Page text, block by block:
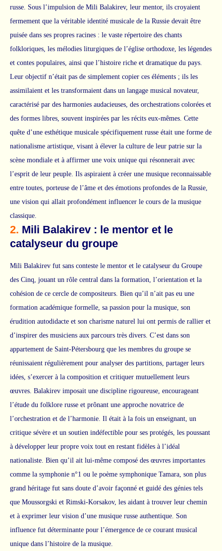
russe. Sous l’impulsion de Mili Balakirev, leur mentor, ils croyaient
fermement que la véritable identité musicale de la Russie devait être
puisée dans ses propres racines : le vaste répertoire des chants
folkloriques, les mélodies liturgiques de l’église orthodoxe, les légendes
et contes populaires, ainsi que l’histoire riche et dramatique du pays.
Leur objectif n’était pas de simplement copier ces éléments ; ils les
assimilaient et les transformaient dans un langage musical novateur,
caractérisé par des harmonies audacieuses, des orchestrations colorées et
des formes libres, souvent inspirées par les récits eux-mêmes. Cette
quête d’une esthétique musicale spécifiquement russe était une forme de
nationalisme artistique, visant à élever la culture de leur patrie sur la
scène mondiale et à affirmer une voix unique qui résonnerait avec
l’esprit de leur peuple. Ils aspiraient à créer une musique reconnaissable
entre toutes, porteuse de l’âme et des émotions profondes de la Russie,
une vision qui allait profondément influencer le cours de la musique
classique.
2. Mili Balakirev : le mentor et le
catalyseur du groupe
Mili Balakirev fut sans conteste le mentor et le catalyseur du Groupe
des Cinq, jouant un rôle central dans la formation, l’orientation et la
cohésion de ce cercle de compositeurs. Bien qu’il n’ait pas eu une
formation académique formelle, sa passion pour la musique, son
érudition autodidacte et son charisme naturel lui ont permis de rallier et
d’inspirer des musiciens aux parcours très divers. C’est dans son
appartement de Saint-Pétersbourg que les membres du groupe se
réunissaient régulièrement pour analyser des partitions, partager leurs
idées, s’exercer à la composition et critiquer mutuellement leurs
œuvres. Balakirev imposait une discipline rigoureuse, encourageant
l’étude du folklore russe et prônant une approche novatrice de
l’orchestration et de l’harmonie. Il était à la fois un enseignant, un
critique sévère et un soutien indéfectible pour ses protégés, les poussant
à développer leur propre voix tout en restant fidèles à l’idéal
nationaliste. Bien qu’il ait lui-même composé des œuvres importantes
comme la symphonie n°1 ou le poème symphonique Tamara, son plus
grand héritage fut sans doute d’avoir façonné et guidé des génies tels
que Moussorgski et Rimski-Korsakov, les aidant à trouver leur chemin
et à exprimer leur vision d’une musique russe authentique. Son
influence fut déterminante pour l’émergence de ce courant musical
unique dans l’histoire de la musique.